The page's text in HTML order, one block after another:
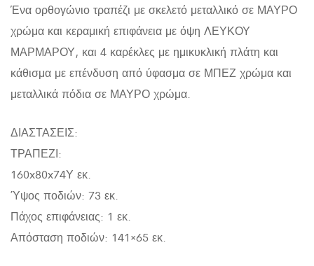
Ένα ορθογώνιο τραπέζι με σκελετό μεταλλικό σε ΜΑΥΡΟ
χρώμα και κεραμική επιφάνεια με όψη ΛΕΥΚΟΥ
ΜΑΡΜΑΡΟΥ, και 4 καρέκλες με ημικυκλική πλάτη και
κάθισμα με επένδυση από ύφασμα σε ΜΠΕΖ χρώμα και
μεταλλικά πόδια σε ΜΑΥΡΟ χρώμα.
ΔΙΑΣΤΑΣΕΙΣ:
ΤΡΑΠΕΖΙ:
160x80x74Υ εκ.
Ύψος ποδιών: 73 εκ.
Πάχος επιφάνειας: 1 εκ.
Απόσταση ποδιών: 141×65 εκ.